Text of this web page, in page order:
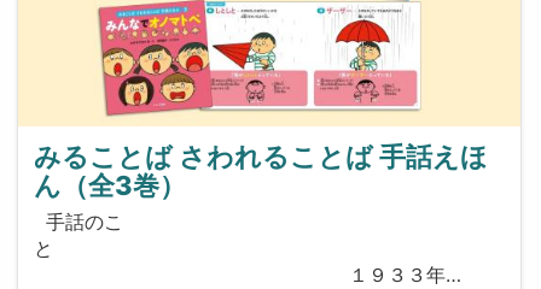
みることば さわれることば 手話えほ
ん（全3巻）
手話のこ
と
１９３３年…